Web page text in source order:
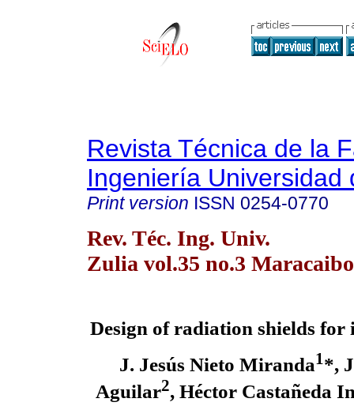
Revista Técnica de la
Ingeniería Universidad
Print version ISSN 0254-0770
Rev. Téc. Ing. Univ.
Zulia vol.35 no.3
Design of radiation shields for
J. Jesús Nieto Miranda1*,
Aguilar2, Héctor Castañeda